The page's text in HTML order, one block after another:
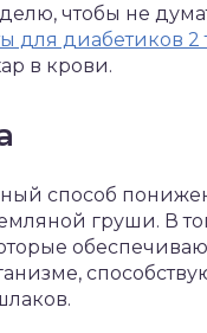
чтобы не
для диабетиков 2
в крови.
способ
груши. В